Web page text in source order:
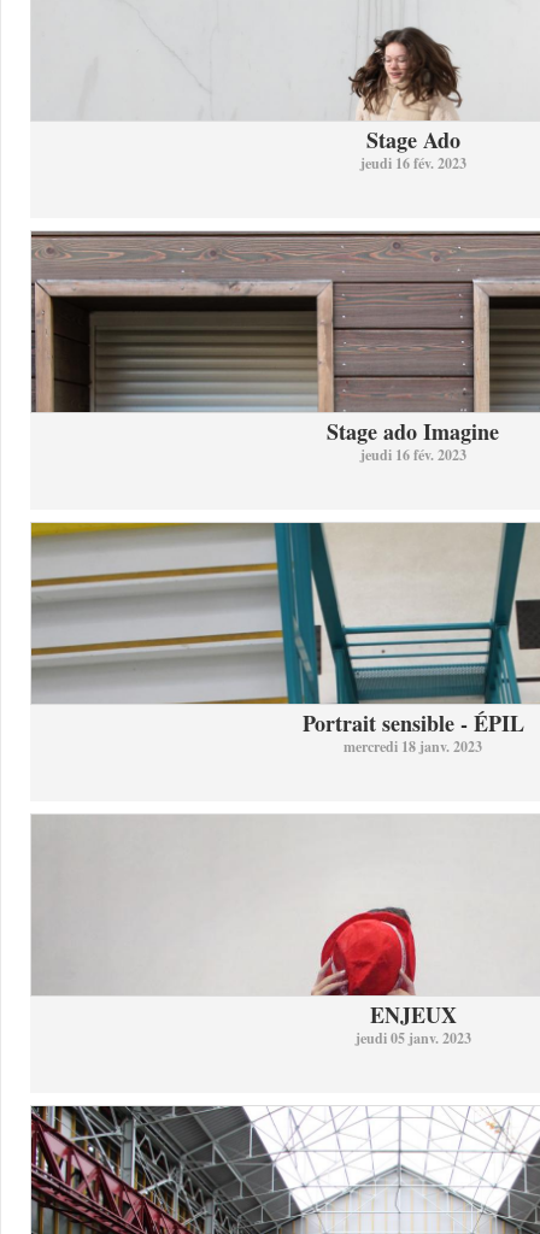
Stage Ado
jeudi 16 fév. 2023
Stage ado Imagine
jeudi 16 fév. 2023
Portrait sensible - ÉPIL
mercredi 18 janv. 2023
ENJEUX
jeudi 05 janv. 2023